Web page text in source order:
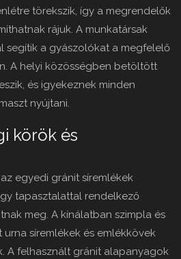
törekszik, így a megrendelők
rájuk. A munkatársak
segítik a gyászolókat a megfelelő
A helyi közösségben betöltött
és igyekeznek minden
nyújtani.
körök és
egyedi gránit síremlékek
tapasztalattal rendelkező
meg. A kínálatban szimpla és
síremlékek és emlékkövek
A felhasznált gránit alapanyagok